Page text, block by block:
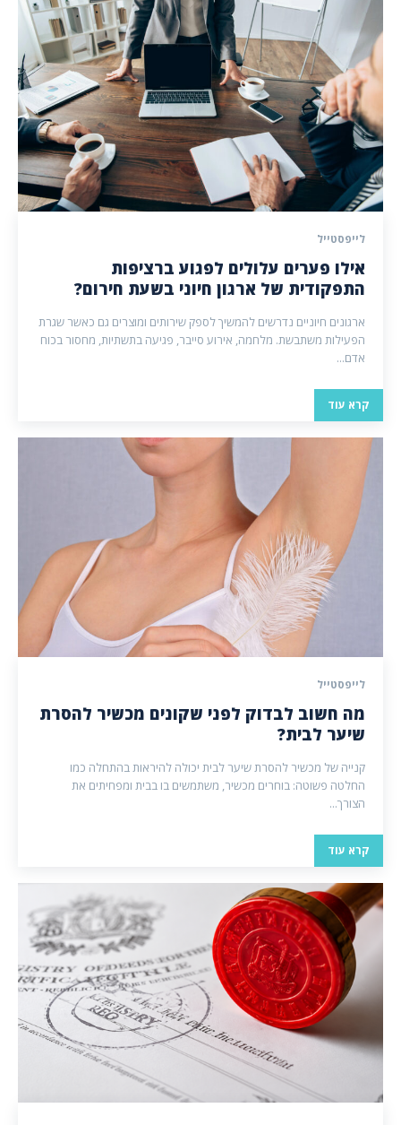
לייפסטייל
אילו פערים עלולים לפגוע ברציפות
התפקודית של ארגון חיוני בשעת חירום?
ארגונים חיוניים נדרשים להמשיך לספק שירותים ומוצרים גם כאשר שגרת
הפעילות משתבשת. מלחמה, אירוע סייבר, פגיעה בתשתיות, מחסור בכוח
אדם...
קרא עוד
לייפסטייל
מה חשוב לבדוק לפני שקונים מכשיר להסרת
שיער לבית?
קנייה של מכשיר להסרת שיער לבית יכולה להיראות בהתחלה כמו
החלטה פשוטה: בוחרים מכשיר, משתמשים בו בבית ומפחיתים את
הצורך...
קרא עוד